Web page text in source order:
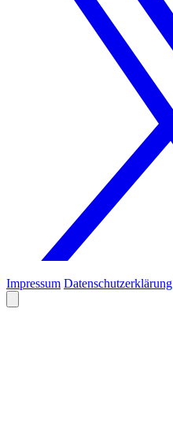
Impressum Datenschutzerklärung